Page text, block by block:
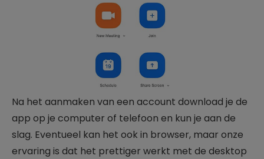
Na het aanmaken van een account download je de
app op je computer of telefoon en kun je aan de
slag. Eventueel kan het ook in browser, maar onze
ervaring is dat het prettiger werkt met de desktop